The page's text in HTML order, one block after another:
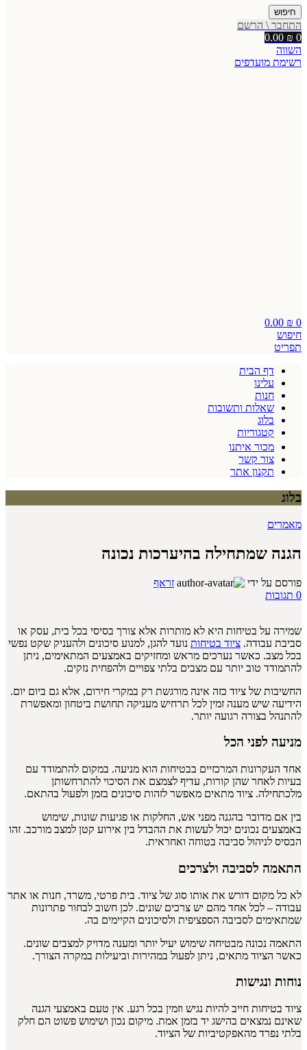
חיפוש
התחבר \ הרשם
0
0.00 ₪
השווה
רשימת מועדפים
0
0.00 ₪
חיפוש
תפריט
דף הבית
עלינו
חנות
שאלות ותשובות
בלוג
קטגוריות
מכור איתנו
צור קשר
תקנון אתר
בלוג
מאמרים
הגנה שמתחילה בהיערכות נכונה
פורסם על ידי
זראף
0 תגובות
שמירה על בטיחות היא לא מותרות אלא צורך בסיסי בכל בית, עסק או
סביבת עבודה. ציוד בטיחות נועד להגן, למנוע סיכונים ולהעניק שקט נפשי
בכל מצב. כאשר נערכים מראש ומחזיקים באמצעים המתאימים, ניתן
להתמודד טוב יותר עם מצבים בלתי צפויים ולהפחית נזקים.
החשיבות של ציוד כזה אינה מורגשת רק במקרי חירום, אלא גם ביום יום.
הידיעה שיש מענה זמין לכל תרחיש מעניקה תחושת ביטחון ומאפשרת
להתנהל בצורה רגועה יותר.
מניעה לפני הכל
אחד העקרונות המרכזיים בבטיחות הוא מניעה. במקום להתמודד עם
בעיות לאחר שהן קורות, עדיף לצמצם את הסיכוי להתרחשותן
מלכתחילה. ציוד מתאים מאפשר לזהות סיכונים בזמן ולפעול בהתאם.
בין אם מדובר בהגנה מפני אש, החלקות או פגיעות שונות, שימוש
באמצעים נכונים יכול לעשות את ההבדל בין אירוע קטן למצב מורכב. זהו
הבסיס לניהול סביבה בטוחה ואחראית.
התאמה לסביבה ולצרכים
לא כל מקום דורש את אותו סוג של ציוד. בית פרטי, משרד, חנות או אתר
עבודה – לכל אחד מהם יש צרכים שונים. לכן חשוב לבחור פתרונות
שמתאימים לסביבה הספציפית ולסיכונים הקיימים בה.
התאמה נכונה מבטיחה שימוש יעיל יותר ומענה מדויק למצבים שונים.
כאשר הציוד מתאים, ניתן לפעול במהירות וביעילות במקרה הצורך.
נוחות ונגישות
ציוד בטיחות חייב להיות נגיש וזמין בכל רגע. אין טעם באמצעי הגנה
שאינם נמצאים בהישג יד בזמן אמת. מיקום נכון ושימוש פשוט הם חלק
בלתי נפרד מהאפקטיביות של הציוד.